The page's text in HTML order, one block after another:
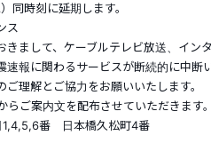
時刻に延期します。
ス
きまして、ケーブルテレビ放送、イン
報に関わるサービスが断続的に中断い
理解とご協力をお願いいたします。
ご案内文を配布させていただきます。
1,4,5,6番 日本橋久松町4番